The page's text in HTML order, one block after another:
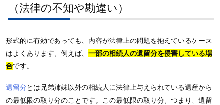
（法律の不知や勘違い）
形式的に有効であっても、内容が法律上の問題を抱えているケース
はよくあります。例えば、 一部の相続人の遺留分を侵害している場
合です。
遺留分とは兄弟姉妹以外の相続人に法律上与えられている遺産から
の最低限の取り分のことです。この最低限の取り分、つまり、遺留